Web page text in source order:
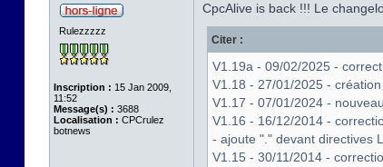
Rulezzzzz
Inscription : 15 Jan 2009,
11:52
Message(s) : 3688
Localisation : CPCrulez
botnews
CpcAlive is back !!! Le
Citer :
V1.19a - 09/02/2025 -
V1.18 - 27/01/2025 -
V1.17 - 07/01/2024 -
V1.16 - 16/12/2014 -
- ajoute "." devant directives
V1.15 - 30/11/2014 -